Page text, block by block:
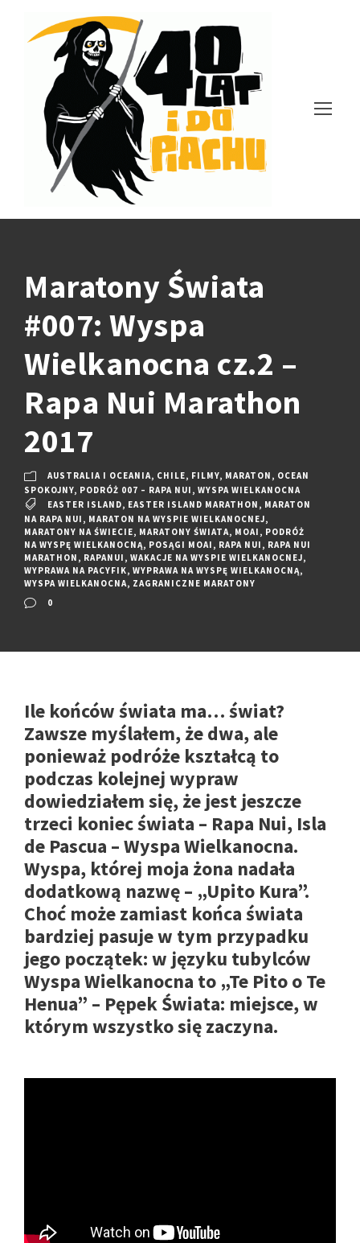
Maratony Świata
#007: Wyspa
Wielkanocna cz.2 –
Rapa Nui Marathon
2017
AUSTRALIA I OCEANIA, CHILE, FILMY, MARATON , OCEAN
SPOKOJNY, PODRÓŻ 007 – RAPA NUI , WYSPA WIELKANOCNA
EASTER ISLAND, EASTER ISLAND MARATHON , MARATON
NA RAPA NUI , MARATON NA WYSPIE WIELKANOCNEJ,
MARATONY NA ŚWIECIE, MARATONY ŚWIATA, MOAI , PODRÓŻ
NA WYSPĘ WIELKANOCNĄ, POSĄGI MOAI , RAPA NUI , RAPA NUI
MARATHON , RAPANUI , WAKACJE NA WYSPIE WIELKANOCNEJ,
WYPRAWA NA PACYFIK, WYPRAWA NA WYSPĘ WIELKANOCNĄ,
WYSPA WIELKANOCNA, ZAGRANICZNE MARATONY
0
Ile końców świata ma… świat?
Zawsze myślałem, że dwa, ale
ponieważ podróże kształcą to
podczas kolejnej wypraw
dowiedziałem się, że jest jeszcze
trzeci koniec świata – Rapa Nui, Isla
de Pascua – Wyspa Wielkanocna.
Wyspa, której moja żona nadała
dodatkową nazwę – „Upito Kura”.
Choć może zamiast końca świata
bardziej pasuje w tym przypadku
jego początek: w języku tubylców
Wyspa Wielkanocna to „Te Pito o Te
Henua” – Pępek Świata: miejsce, w
którym wszystko się zaczyna.